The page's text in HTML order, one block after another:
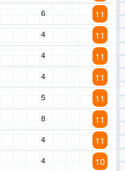
6 11
4 11
4 11
4 11
5 11
8 11
4 11
4 10